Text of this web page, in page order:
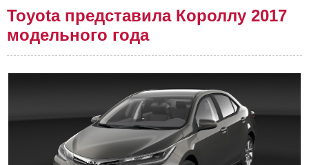
Toyota представила Короллу 2017
модельного года